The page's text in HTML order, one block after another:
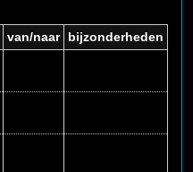
van/naar
bijzonderheden